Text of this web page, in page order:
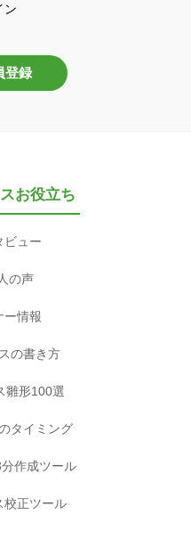
ン
登録
お役立ち
ビュー
の声
ー情報
の書き方
雛形100選
タイミング
作成ツール
校正ツール